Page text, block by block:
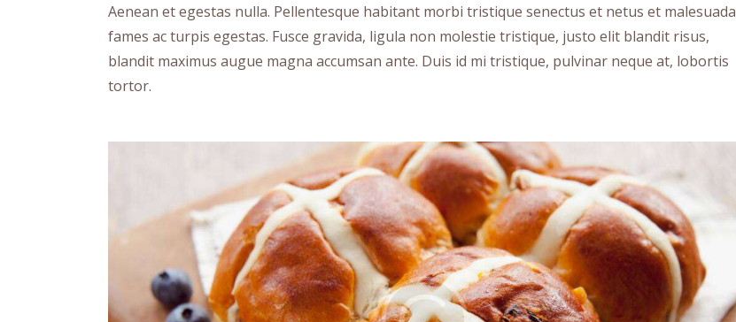
Aenean et egestas nulla. Pellentesque habitant morbi tristique senectus et netus et malesuada
fames ac turpis egestas. Fusce gravida, ligula non molestie tristique, justo elit blandit risus,
blandit maximus augue magna accumsan ante. Duis id mi tristique, pulvinar neque at, lobortis
tortor.